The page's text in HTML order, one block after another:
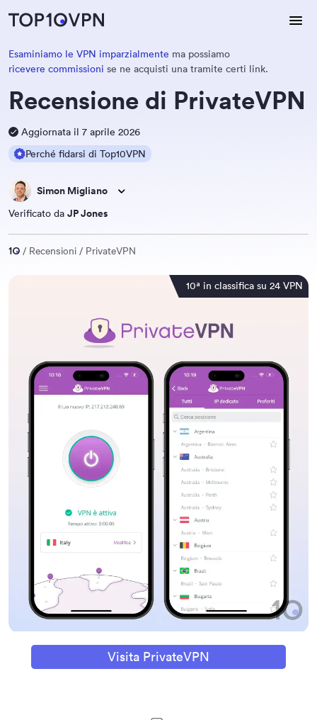
Esaminiamo le VPN imparzialmente ma possiamo
ricevere commissioni se ne acquisti una tramite certi link.
Recensione di PrivateVPN
Aggiornata il 7 aprile 2026
Perché fidarsi di Top10VPN
Simon Migliano
Verificato da JP Jones
Recensioni PrivateVPN
10ª in classifica su 24 VPN
Visita PrivateVPN